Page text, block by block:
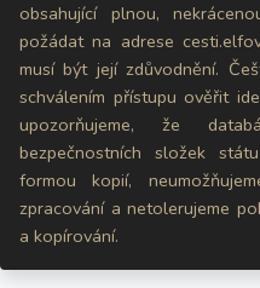
obsahující plnou,
požádat na adrese
musí být její zdůvodnění.
schválením přístupu ověřit
upozorňujeme, že
bezpečnostních složek
formou kopií,
zpracování a netolerujeme
a kopírování.